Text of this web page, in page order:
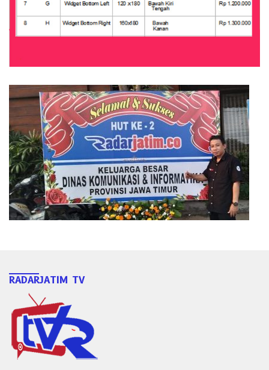
RADARJATIM TV